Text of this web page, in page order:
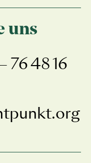
uns
48 16